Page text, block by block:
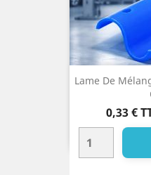
Lame De
Prix
0,33 €